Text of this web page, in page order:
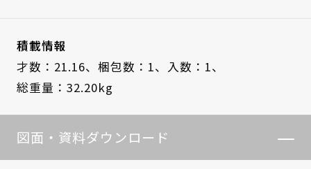
積載情報
才数：21.16、 梱包数：1、
入数：1、
総重量：32.20kg
図面・資料ダウンロード